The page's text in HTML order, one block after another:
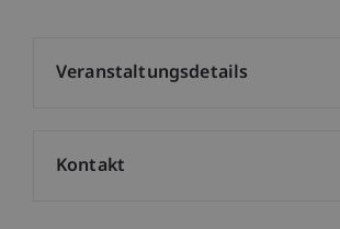
Veranstaltungsdetails
Kontakt